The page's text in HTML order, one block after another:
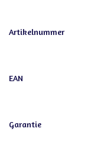
Artikelnummer
EAN
Garantie